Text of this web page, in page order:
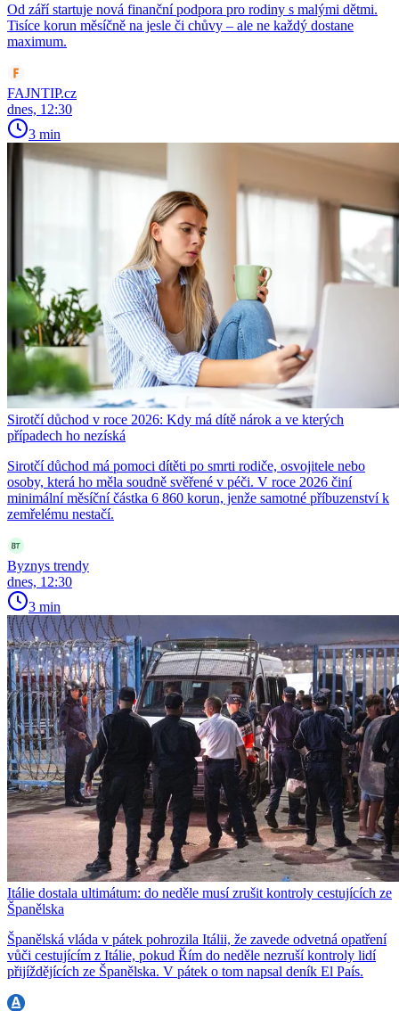
Od září startuje nová finanční podpora pro rodiny s malými dětmi.
Tisíce korun měsíčně na jesle či chůvy – ale ne každý dostane
maximum.
FAJNTIP.cz
dnes, 12:30
3 min
Sirotčí důchod v roce 2026: Kdy má dítě nárok a ve kterých
případech ho nezíská
Sirotčí důchod má pomoci dítěti po smrti rodiče, osvojitele nebo
osoby, která ho měla soudně svěřené v péči. V roce 2026 činí
minimální měsíční částka 6 860 korun, jenže samotné příbuzenství k
zemřelému nestačí.
Byznys trendy
dnes, 12:30
3 min
Itálie dostala ultimátum: do neděle musí zrušit kontroly cestujících ze
Španělska
Španělská vláda v pátek pohrozila Itálii, že zavede odvetná opatření
vůči cestujícím z Itálie, pokud Řím do neděle nezruší kontroly lidí
přijíždějících ze Španělska. V pátek o tom napsal deník El País.